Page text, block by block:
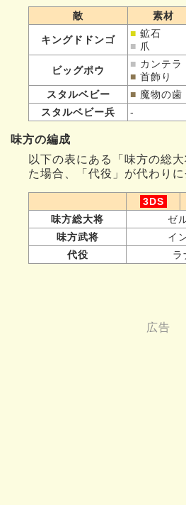
敵 素材
キングドドンゴ
■ 鉱石
■ 爪
ビッグポウ
■ カンテラ
■ 首飾り
スタルベビー
■ 魔物の歯
スタルベビー兵
-
味方の編成
以下の表にある「味方の総
た場合、「代役」が代わりに
3DS
味方総大将
ゼ
味方武将
イ
代役
ラ